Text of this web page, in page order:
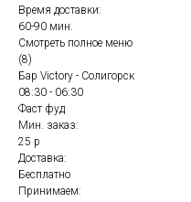
Время доставки:
60-90 мин.
Смотреть полное меню
(8)
Бар Victory - Солигорск
08:30 - 06:30
Фаст фуд
Мин. заказ:
25 р
Доставка:
Бесплатно
Принимаем: